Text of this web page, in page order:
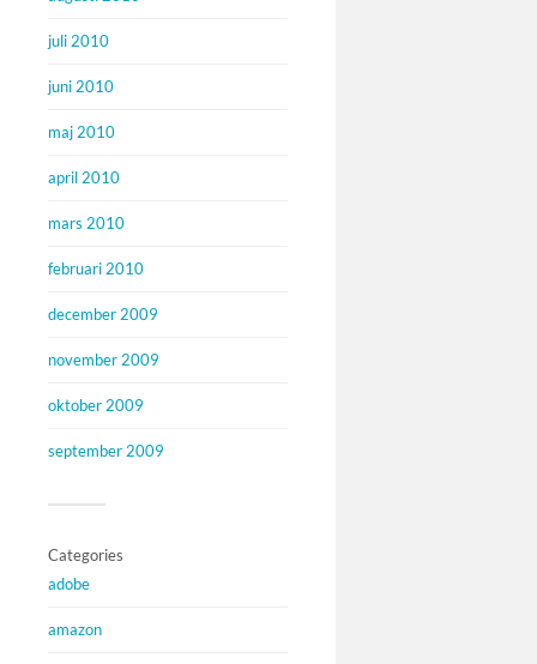
juli 2010
juni 2010
maj 2010
april 2010
mars 2010
februari 2010
december 2009
november 2009
oktober 2009
september 2009
Categories
adobe
amazon